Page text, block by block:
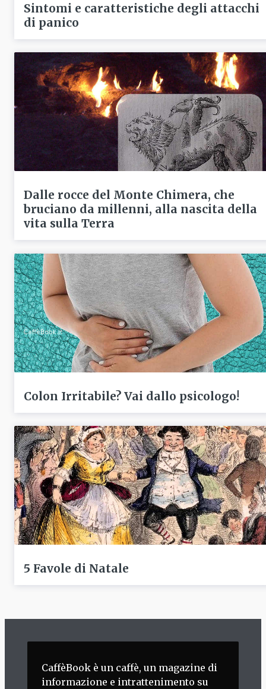
Sintomi e caratteristiche degli attacchi
di panico
Dalle rocce del Monte Chimera, che
bruciano da millenni, alla nascita della
vita sulla Terra
Colon Irritabile? Vai dallo psicologo!
5 Favole di Natale
CaffèBook è un caffè, un magazine di
informazione e intrattenimento su